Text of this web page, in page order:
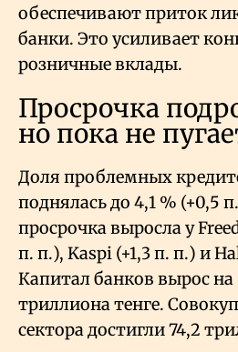
обеспечивают приток
банки. Это усиливает
розничные вклады.
Просрочка
но пока не
Доля проблемных
поднялась до 4,1 % (+0,5
просрочка выросла у
п. п.), Kaspi (+1,3 п. п.) и
Капитал банков вырос на
триллиона тенге.
сектора достигли 74,2